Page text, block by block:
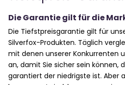
Die Garantie gilt für die
Die Tiefstpreisgarantie gilt für
Silverfox-Produkten. Täglich
mit denen unserer Konkurrenten
an, damit Sie sicher sein können,
garantiert der niedrigste ist. Aber